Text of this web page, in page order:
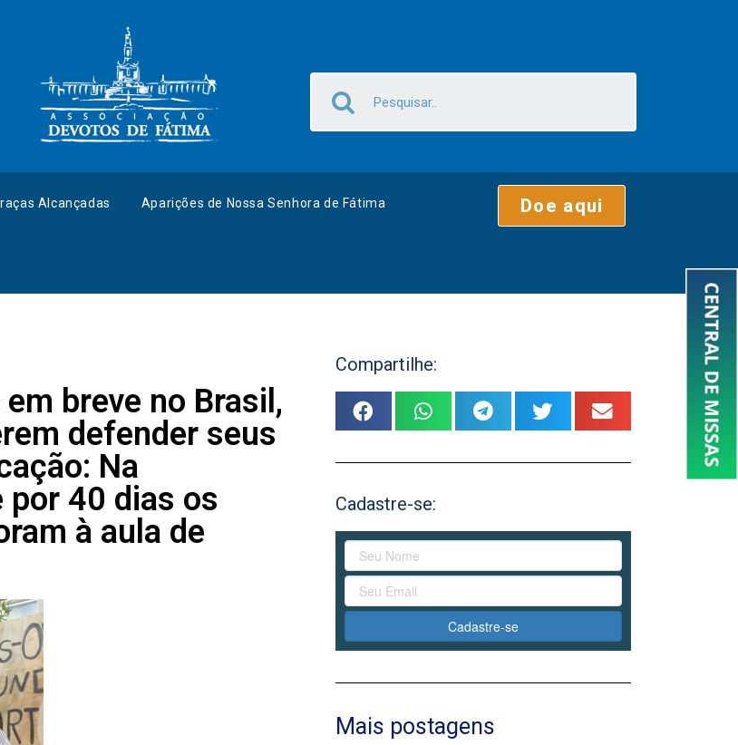
Alcançadas Aparições de Nossa Senhora de Fátima Doe aqui
breve no Brasil,
defender seus
Na
por 40 dias os
à aula de
Compartilhe:
Cadastre-se:
Cadastre-se
Mais postagens